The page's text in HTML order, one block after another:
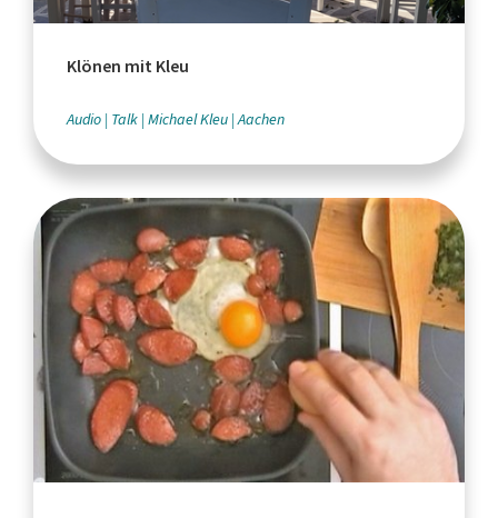
Klönen mit Kleu
Audio Talk Michael Kleu Aachen